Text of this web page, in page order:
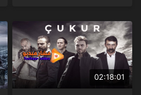
02:18:01